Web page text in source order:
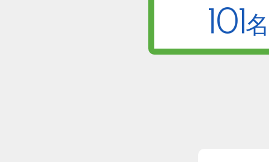
101名